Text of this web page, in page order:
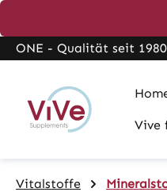
ONE - Qualität seit 1980
Vive
Vitalstoffe